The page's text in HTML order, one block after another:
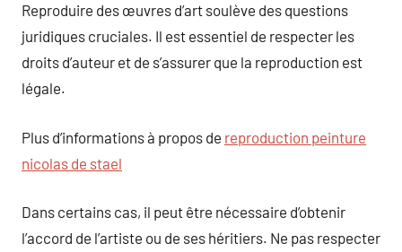
Reproduire des œuvres d’art soulève des questions
juridiques cruciales. Il est essentiel de respecter les
droits d’auteur et de s’assurer que la reproduction est
légale.
Plus d’informations à propos de reproduction peinture
nicolas de stael
Dans certains cas, il peut être nécessaire d’obtenir
l’accord de l’artiste ou de ses héritiers. Ne pas respecter